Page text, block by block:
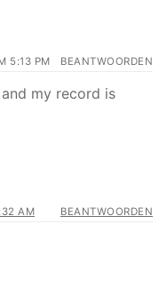
5:13 PM BEANTWOORDEN
my record is
AM BEANTWOORDEN